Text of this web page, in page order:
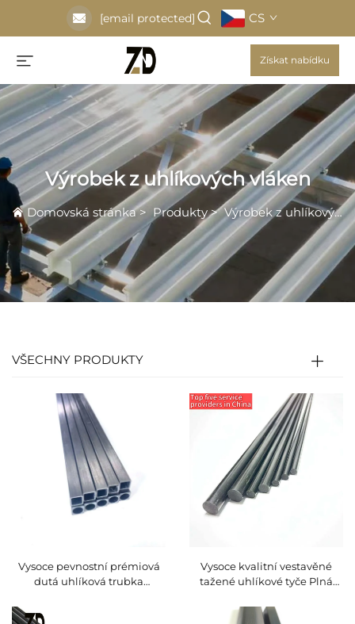
[email protected] CS
Získat nabídku
Výrobek z uhlíkových vláken
Domovská stránka>Produkty>Výrobek z uhlíkových vláken
VŠECHNY PRODUKTY
Vysoce pevnostní prémiová
dutá uhlíková trubka
trubice z vysoce hustého
Vysoce kvalitní vestavěné
tažené uhlíkové tyče Plná
Vysoce kvalitní uhlíkový